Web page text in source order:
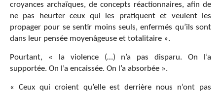
croyances archaïques, de concepts réactionnaires, afin de
ne pas heurter ceux qui les pratiquent et veulent les
propager pour se sentir moins seuls, enfermés qu’ils sont
dans leur pensée moyenâgeuse et totalitaire ».
Pourtant, « la violence (…) n’a pas disparu. On l’a
supportée. On l’a encaissée. On l’a absorbée ».
« Ceux qui croient qu’elle est derrière nous n’ont pas